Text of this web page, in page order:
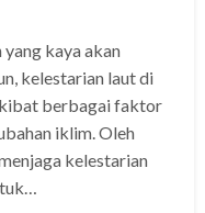
yang kaya akan
kelestarian laut di
berbagai faktor
iklim. Oleh
kelestarian